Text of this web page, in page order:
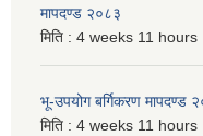
मापदण्ड २०८३
मिति : 4 weeks 11 hours
भू-उपयोग बर्गिकरण मापदण्ड
मिति : 4 weeks 11 hours